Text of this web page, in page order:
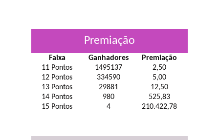
Premiação
Faixa Ganhadores
Premiação
11 Pontos
1495137
2,50
12 Pontos
334590
5,00
13 Pontos
29881
12,50
14 Pontos
980
525,83
15 Pontos
4 210.422,78